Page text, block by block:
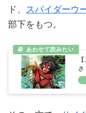
ド、
スパイダーウ
部下をもつ。
さ